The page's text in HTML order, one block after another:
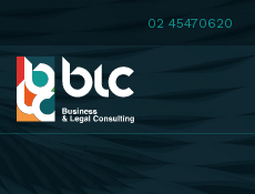
02 45470620